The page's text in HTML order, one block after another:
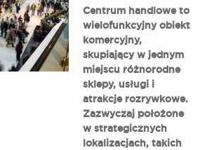
Centrum handlowe to
wielofunkcyjny obiekt
komercyjny,
skupiający w jednym
miejscu różnorodne
sklepy, usługi i
atrakcje rozrywkowe.
Zazwyczaj położone
w strategicznych
lokalizacjach, takich